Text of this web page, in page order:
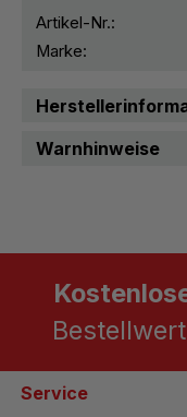
Artikel-Nr.:
Marke:
Warnhinweise
Service